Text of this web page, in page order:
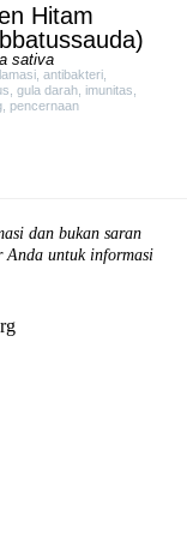
Hitam
sativa
antibakteri
gula darah imunitas
pencernaan
dan bukan saran
Anda untuk informasi